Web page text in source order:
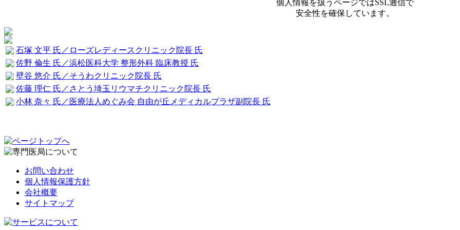
個人情報を扱うページではSSL通信で
安全性を確保しています。
石塚 文平 氏／ローズレディースクリニック院長 氏
佐野 倫生 氏／浜松医科大学 整形外科 臨床教授 氏
壁谷 悠介 氏／そうわクリニック院長 氏
佐藤 理仁 氏／さとう埼玉リウマチクリニック院長 氏
小林 奈々 氏／医療法人めぐみ会 自由が丘メディカルプラザ副院長 氏
お問い合わせ
個人情報保護方針
会社概要
サイトマップ